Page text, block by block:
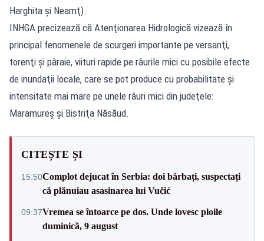
Harghita şi Neamţ).
INHGA precizează că Atenţionarea Hidrologică vizează în
principal fenomenele de scurgeri importante pe versanţi,
torenţi şi pâraie, viituri rapide pe râurile mici cu posibile efecte
de inundaţii locale, care se pot produce cu probabilitate şi
intensitate mai mare pe unele râuri mici din judeţele:
Maramureş şi Bistriţa Năsăud.
CITEȘTE ȘI
15:50Complot dejucat în Serbia: doi bărbați, suspectați
că plănuiau asasinarea lui Vučić
09:37Vremea se întoarce pe dos. Unde lovesc ploile
duminică, 9 august